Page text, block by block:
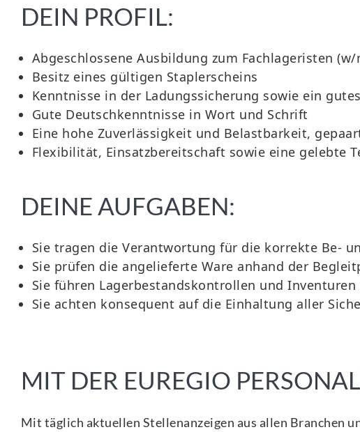
DEIN PROFIL:
Abgeschlossene Ausbildung zum Fachlageristen
Besitz eines gültigen Staplerscheins
Kenntnisse in der Ladungssicherung sowie ein
Gute Deutschkenntnisse in Wort und Schrift
Eine hohe Zuverlässigkeit und Belastbarkeit,
Flexibilität, Einsatzbereitschaft sowie eine gelebte
DEINE AUFGABEN:
Sie tragen die Verantwortung für die korrekte Be-
Sie prüfen die angelieferte Ware anhand der
Sie führen Lagerbestandskontrollen und
Sie achten konsequent auf die Einhaltung aller
MIT DER EUREGIO
Mit täglich aktuellen Stellenanzeigen aus allen